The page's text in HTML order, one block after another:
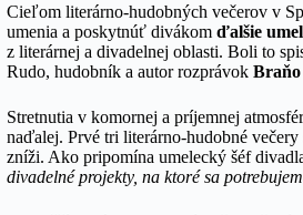
Cieľom literárno-hudobných večerov v
umenia a poskytnúť divákom ďalšie
z literárnej a divadelnej oblasti. Boli to
Rudo, hudobník a autor rozprávok Braňo
Stretnutia v komornej a príjemnej
naďalej. Prvé tri literárno-hudobné
zníži. Ako pripomína umelecký šéf
divadelné projekty, na ktoré sa